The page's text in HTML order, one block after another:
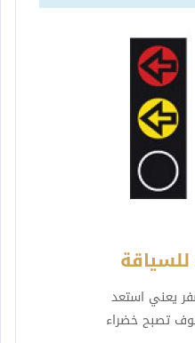
يعني استعد
تصبح خضراء